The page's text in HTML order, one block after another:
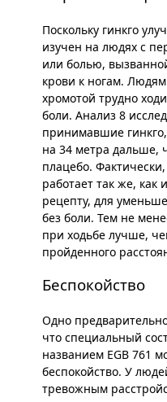
Поскольку гинкго
изучен на людях с
или болью,
крови к ногам.
хромотой трудно
боли. Анализ 8
принимавшие
на 34 метра
плацебо.
работает так же, как
рецепту, для
без боли. Тем не
при ходьбе лучше,
пройденного
Беспокойство
Одно
что специальный
названием EGB 761
беспокойство. У
тревожным